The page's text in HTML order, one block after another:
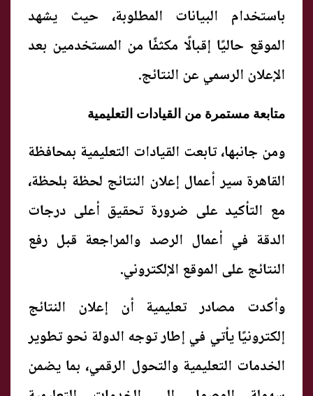
باستخدام البيانات المطلوبة، حيث يشهد
الموقع حاليًا إقبالًا مكثفًا من المستخدمين بعد
الإعلان الرسمي عن النتائج.
متابعة مستمرة من القيادات التعليمية
ومن جانبها، تابعت القيادات التعليمية بمحافظة
القاهرة سير أعمال إعلان النتائج لحظة بلحظة،
مع التأكيد على ضرورة تحقيق أعلى درجات
الدقة في أعمال الرصد والمراجعة قبل رفع
النتائج على الموقع الإلكتروني.
وأكدت مصادر تعليمية أن إعلان النتائج
إلكترونيًا يأتي في إطار توجه الدولة نحو تطوير
الخدمات التعليمية والتحول الرقمي، بما يضمن